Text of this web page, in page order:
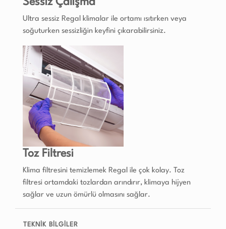
Ultra sessiz Regal klimalar ile ortamı ısıtırken veya
soğuturken sessizliğin keyfini çıkarabilirsiniz.
Toz Filtresi
Klima filtresini temizlemek Regal ile çok kolay. Toz
filtresi ortamdaki tozlardan arındırır, klimaya hijyen
sağlar ve uzun ömürlü olmasını sağlar.
TEKNİK BİLGİLER